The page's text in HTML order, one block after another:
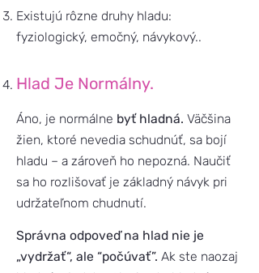
Existujú rôzne druhy hladu:
fyziologický, emočný, návykový..
Hlad Je Normálny.
Áno, je normálne byť hladná. Väčšina
žien, ktoré nevedia schudnúť, sa bojí
hladu – a zároveň ho nepozná. Naučiť
sa ho rozlišovať je základný návyk pri
udržateľnom chudnutí.
Správna odpoveď na hlad nie je
„vydržať“, ale “počúvať”. Ak ste naozaj